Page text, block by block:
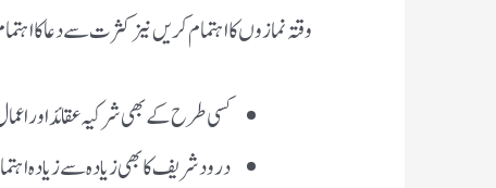
وقتہ نمازوں کا اہتمام کریں نیز کثرت سے دعا کا
کسی طرح کے بھی شرکیہ عقائد اور
درود شریف کا بھی زیادہ سے زیادہ